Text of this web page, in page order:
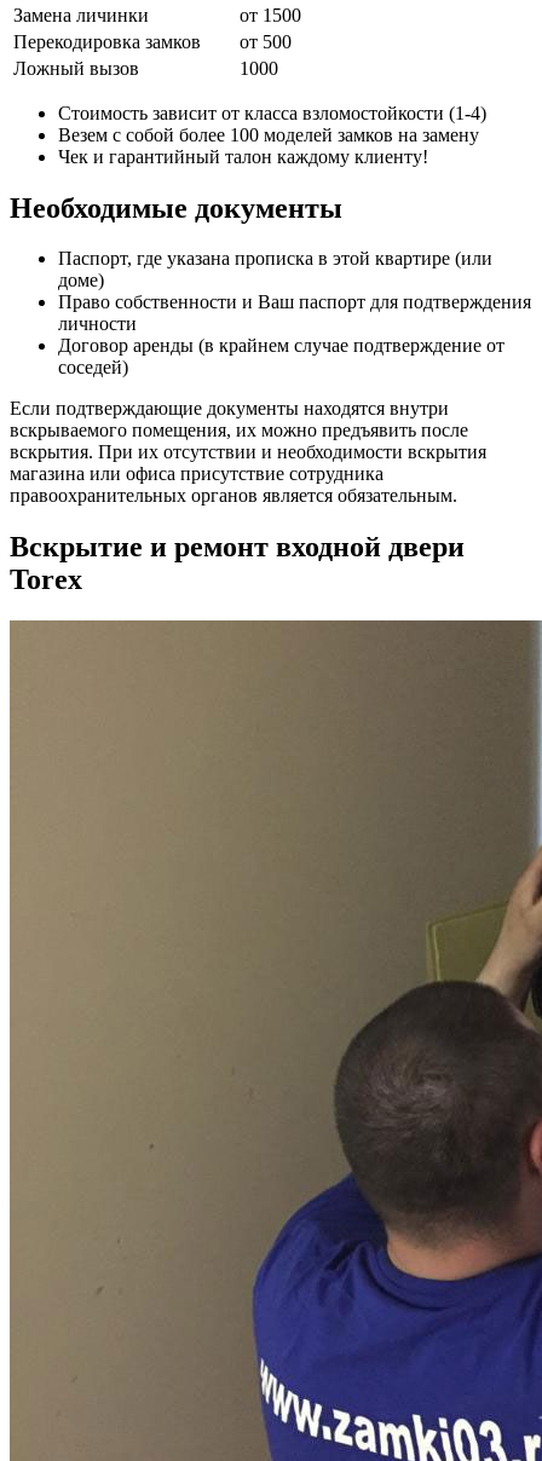
Замена личинки
от 1500
Перекодировка замков
от 500
Ложный вызов
1000
Стоимость зависит от класса взломостойкости (1-4)
Везем с собой более 100 моделей замков на замену
Чек и гарантийный талон каждому клиенту!
Необходимые документы
Паспорт, где указана прописка в этой квартире (или
доме)
Право собственности и Ваш паспорт для подтверждения
личности
Договор аренды (в крайнем случае подтверждение от
соседей)
Если подтверждающие документы находятся внутри
вскрываемого помещения, их можно предъявить после
вскрытия. При их отсутствии и необходимости вскрытия
магазина или офиса присутствие сотрудника
правоохранительных органов является обязательным.
Вскрытие и ремонт входной двери
Torex